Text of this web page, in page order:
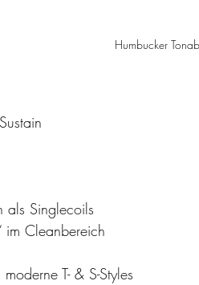
Humbucker
als Singlecoils
im Cleanbereich
moderne T- & S-Styles